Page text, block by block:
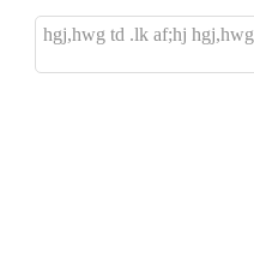
hgj,hwg td .lk af;hj hgj,hwg